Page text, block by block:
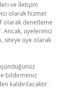
ve İletişim
olarak hizmet
olarak denetleme
Ancak, üyelerimiz
siteye üye olarak
bildirmeniz
kaldırılacaktır.